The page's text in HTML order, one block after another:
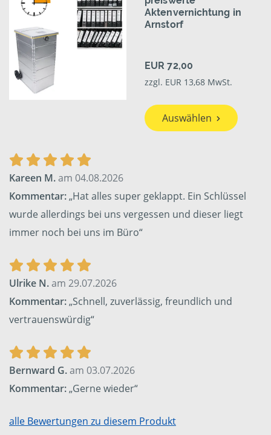
Aktenvernichtung in
Arnstorf
EUR 72,00
zzgl. EUR 13,68 MwSt.
Auswählen
Kareen M.am 04.08.2026
Kommentar:„Hat alles super geklappt. Ein Schlüssel
wurde allerdings bei uns vergessen und dieser liegt
immer noch bei uns im Büro“
Ulrike N.am 29.07.2026
Kommentar:„Schnell, zuverlässig, freundlich und
vertrauenswürdig“
Bernward G.am 03.07.2026
Kommentar:„Gerne wieder“
alle Bewertungen zu diesem Produkt